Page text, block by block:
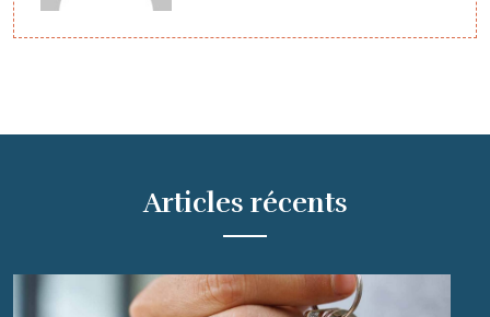
Articles récents